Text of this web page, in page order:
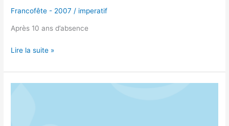
Francofête - 2007 / imperatif
Après 10 ans d’absence
Lire la suite »